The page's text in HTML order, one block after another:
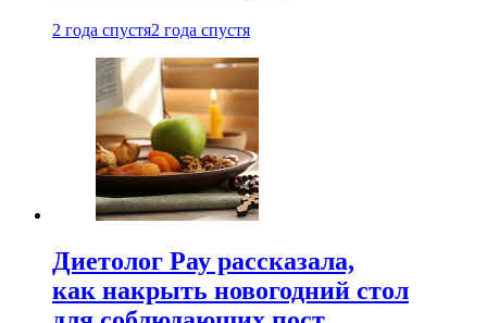
2 года спустя2 года спустя
Диетолог Рау рассказала,
как накрыть новогодний стол